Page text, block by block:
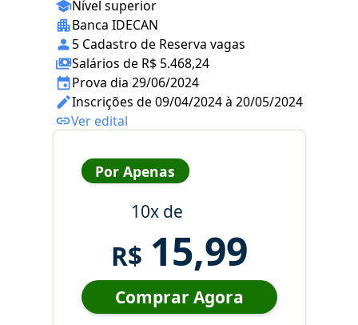
Nível superior
Banca IDECAN
5 Cadastro de Reserva vagas
Salários de R$ 5.468,24
Prova dia 29/06/2024
Inscrições de 09/04/2024 à 20/05/2024
Ver edital
Por Apenas
10x de
R$ 15,99
Comprar Agora